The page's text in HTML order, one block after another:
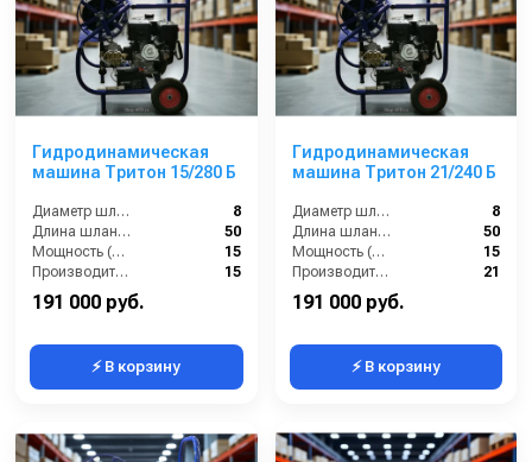
Гидродинамическая
машина Тритон 15/280 Б
Диаметр шланга (⌀) мм::
8
Длина шланга (м):
50
Мощность (л/с):
15
Производительность (л/мин):
15
191 000 руб.
⚡ В корзину
Гидродинамическая
машина Тритон 21/240 Б
Диаметр шланга (⌀) мм::
8
Длина шланга (м):
50
Мощность (л/с):
15
Производительность (л/мин):
21
191 000 руб.
⚡ В корзину